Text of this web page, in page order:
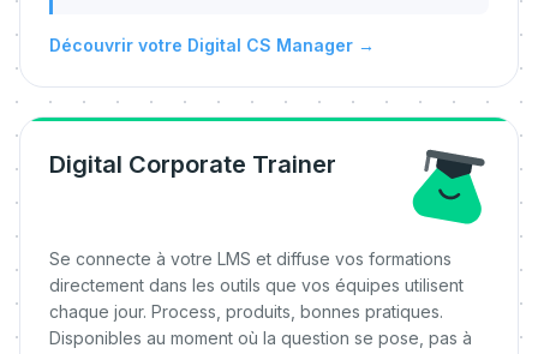
Découvrir votre Digital CS Manager →
Digital Corporate Trainer
Se connecte à votre LMS et diffuse vos formations
directement dans les outils que vos équipes utilisent
chaque jour. Process, produits, bonnes pratiques.
Disponibles au moment où la question se pose, pas à